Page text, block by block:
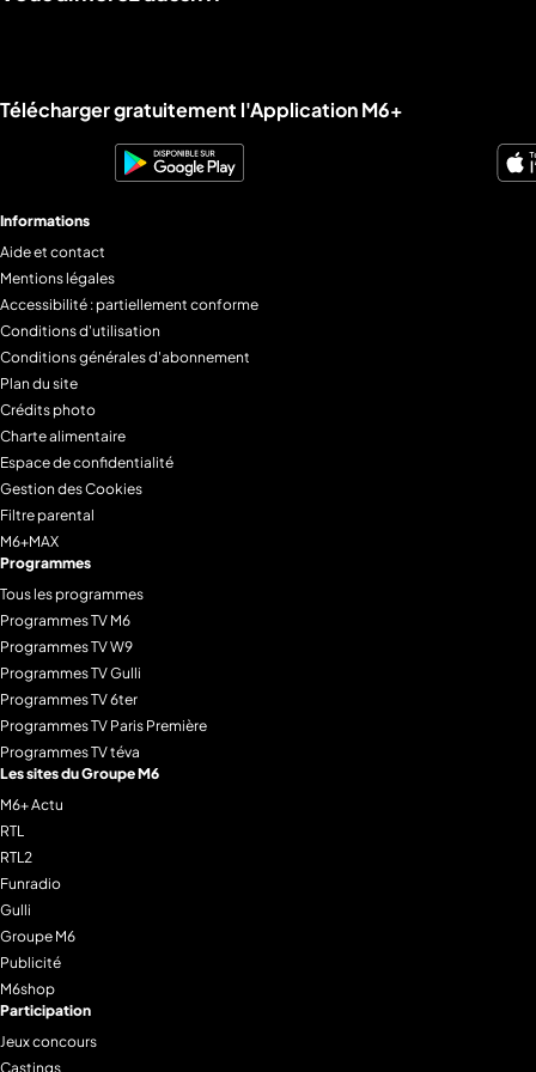
Liens utiles M6+.
Télécharger gratuitement l'Application M6+
Informations
Aide et contact
Mentions légales
Accessibilité : partiellement conforme
Conditions d'utilisation
Conditions générales d'abonnement
Plan du site
Crédits photo
Charte alimentaire
Espace de confidentialité
Gestion des Cookies
Filtre parental
M6+MAX
Programmes
Tous les programmes
Programmes TV M6
Programmes TV W9
Programmes TV Gulli
Programmes TV 6ter
Programmes TV Paris Première
Programmes TV téva
Les sites du Groupe M6
M6+ Actu
RTL
RTL2
Funradio
Gulli
Groupe M6
Publicité
M6shop
Participation
Jeux concours
Castings